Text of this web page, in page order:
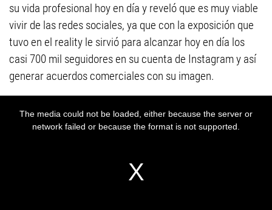
su vida profesional hoy en día y reveló que es muy viable
vivir de las redes sociales, ya que con la exposición que
tuvo en el reality le sirvió para alcanzar hoy en día los
casi 700 mil seguidores en su cuenta de Instagram y así
generar acuerdos comerciales con su imagen.